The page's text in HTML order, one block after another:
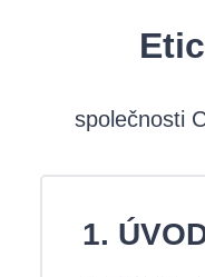
společnosti
1.